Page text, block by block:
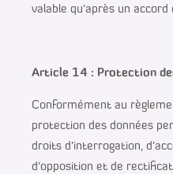
valable qu’après un
Article 14 : Protection
Conformément au
protection des données
droits d’interrogation,
d’opposition et de